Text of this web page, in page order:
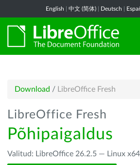
English 中文 (简体) Deutsch
Download / LibreOffice Fresh
LibreOffice Fresh
Põhipaigaldus
Valitud: LibreOffice 26.2.5 — Linux x64